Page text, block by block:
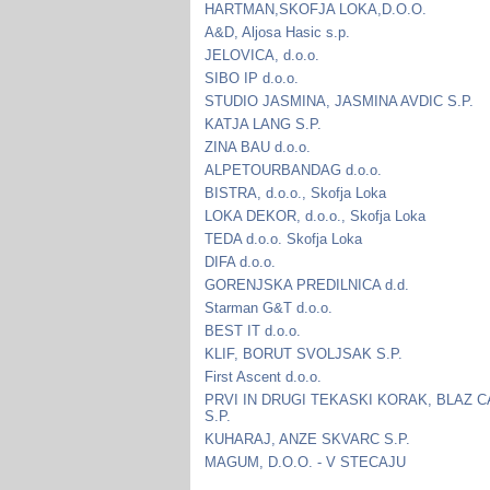
HARTMAN,SKOFJA LOKA,D.O.O.
A&D, Aljosa Hasic s.p.
JELOVICA, d.o.o.
SIBO IP d.o.o.
STUDIO JASMINA, JASMINA AVDIC S.P.
KATJA LANG S.P.
ZINA BAU d.o.o.
ALPETOURBANDAG d.o.o.
BISTRA, d.o.o., Skofja Loka
LOKA DEKOR, d.o.o., Skofja Loka
TEDA d.o.o. Skofja Loka
DIFA d.o.o.
GORENJSKA PREDILNICA d.d.
Starman G&T d.o.o.
BEST IT d.o.o.
KLIF, BORUT SVOLJSAK S.P.
First Ascent d.o.o.
PRVI IN DRUGI TEKASKI KORAK, BLAZ
S.P.
KUHARAJ, ANZE SKVARC S.P.
MAGUM, D.O.O. - V STECAJU